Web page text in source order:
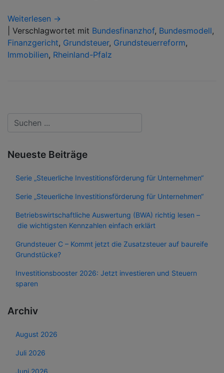
Weiterlesen →
Verschlagwortet mit Bundesfinanzhof, Bundesmodell,
Finanzgericht, Grundsteuer, Grundsteuerreform,
Immobilien, Rheinland-Pfalz
Neueste Beiträge
Serie „Steuerliche Investitionsförderung für Unternehmen“
Serie „Steuerliche Investitionsförderung für Unternehmen“
Betriebswirtschaftliche Auswertung (BWA) richtig lesen –
die wichtigsten Kennzahlen einfach erklärt
Grundsteuer C – Kommt jetzt die Zusatzsteuer auf baureife
Grundstücke?
Investitionsbooster 2026: Jetzt investieren und Steuern
sparen
Archiv
August 2026
Juli 2026
Juni 2026